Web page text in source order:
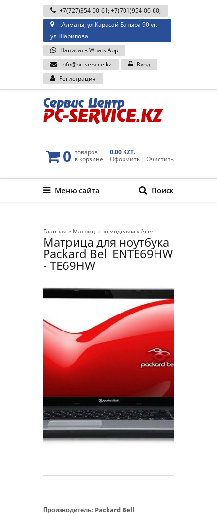
+7(727)354-00-61;+7(701)954-00-60;
г.Алматы, ул.Карасай Батыра 90 уг.
ул Шарипова
Написать Whats App
info@pc-service.kz
Вход
Регистрация
0 товаров
в корзине
0.00 KZT.
Оформить | Очистить
Меню сайта Поиск
Главная » Матрицы по моделям »Acer
Матрица для ноутбука
Packard Bell ENTE69HW
- TE69HW
Производитель: Packard Bell